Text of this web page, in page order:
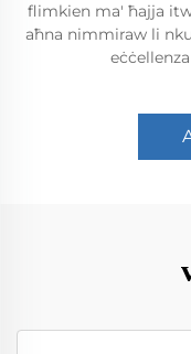
flimkien ma' ħajja
aħna nimmiraw li